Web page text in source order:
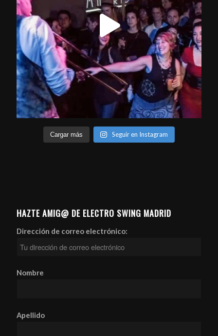
Cargar más Seguir en Instagram
HAZTE AMIG@ DE ELECTRO SWING MADRID
Dirección de correo electrónico:
Nombre
Apellido